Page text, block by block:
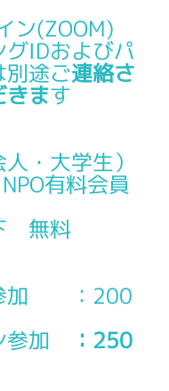
ン(ZOOM)
IDおよびパ
別途ご連絡さ
きます
・大学生）
有料会員
　無料
加　　：200
参加 ：250